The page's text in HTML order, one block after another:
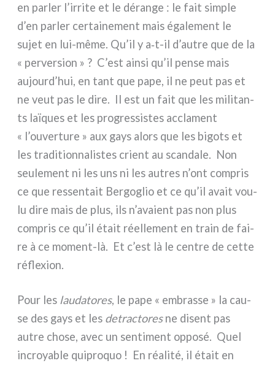
en par­ler l’irrite et le déran­ge : le fait sim­ple
d’en par­ler cer­tai­ne­ment mais éga­le­ment le
sujet en lui-même. Qu’il y a‑t-il d’autre que de la
« per­ver­sion » ? C’est ain­si qu’il pen­se mais
aujourd’hui, en tant que pape, il ne peut pas et
ne veut pas le dire. Il est un fait que les mili­tan­
ts laï­ques et les pro­gres­si­stes accla­ment
« l’ouverture » aux gays alors que les bigo­ts et
les tra­di­tion­na­li­stes crient au scan­da­le. Non
seu­le­ment ni les uns ni les autres n’ont com­pris
ce que res­sen­tait Bergoglio et ce qu’il avait vou­
lu dire mais de plus, ils n’avaient pas non plus
com­pris ce qu’il était réel­le­ment en train de fai­
re à ce moment-là. Et c’est là le cen­tre de cet­te
réfle­xion.
Pour les lau­da­to­res, le pape « embras­se » la cau­
se des gays et les detrac­to­resne disent pas
autre cho­se, avec un sen­ti­ment oppo­sé. Quel
incroya­ble qui­pro­quo ! En réa­li­té, il était en